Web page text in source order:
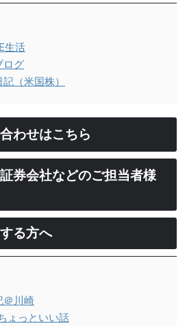
生活
ログ
（米国株）
わせはこちら
券会社などのご担当者様
る方へ
＠川崎
ょっといい話